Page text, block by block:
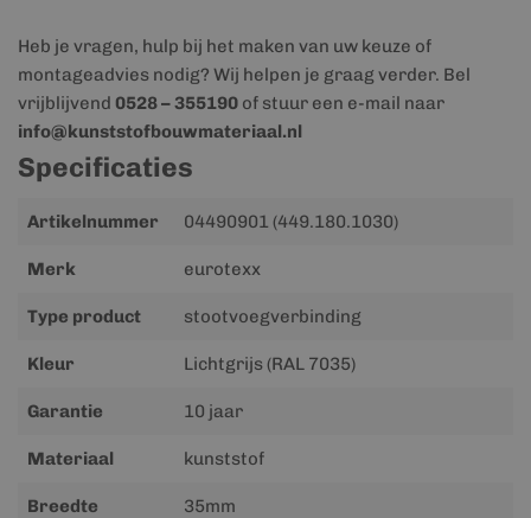
Heb je vragen, hulp bij het maken van uw keuze of
montageadvies nodig? Wij helpen je graag verder. Bel
vrijblijvend 0528 – 355190 of stuur een e-mail naar
info@kunststofbouwmateriaal.nl
Specificaties
Meer
Artikelnummer 04490901 (449.180.1030)
Merk eurotexx
Type product stootvoegverbinding
Kleur Lichtgrijs (RAL 7035)
Garantie 10 jaar
Materiaal kunststof
Breedte 35mm